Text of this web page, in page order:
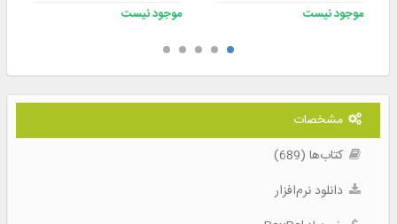
موجود نیست
موجود نیست
مشخصات
کتاب‌ها (689)
دانلود نرم‌افزار